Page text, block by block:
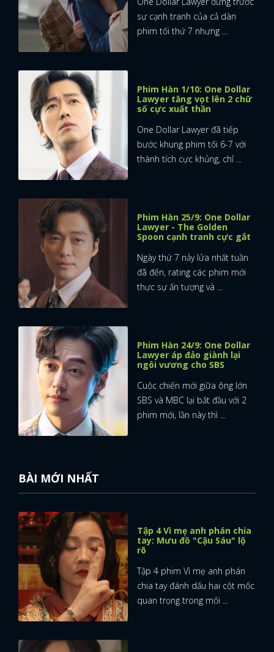
sự cạnh tranh của cả dàn
phim tối thứ 7 nhưng ...
Phim Hàn 1/10: One Dollar
Lawyer tăng vọt lên 2 chữ
số cực xuất thần
One Dollar Lawyer đã tiếp
bước khung phim tối 6-7 với
thành tích cực khủng, chỉ ...
Phim Hàn 25/9: One Dollar
Lawyer - The Golden
Spoon cạnh tranh cực gắt
Ngày thứ 7 nảy lửa nhất tuần
đã đến, rating các phim mới
thực sự ấn tượng và ...
Phim Hàn 24/9: One Dollar
Lawyer áp đảo giành lại
ngôi vương cho SBS
Cuộc chiến mới giữa ông lớn
SBS và MBC lại bắt đầu với 2
phim mới, lần này thì ...
BÀI MỚI NHẤT
Tập 4 Vì mẹ anh phán chia
tay: Mưu đồ "Cậu Sáu" lộ
rõ
Tập 4 phim Vì mẹ anh phán
chia tay đánh dấu hai cột mốc
quan trọng trong mối ...